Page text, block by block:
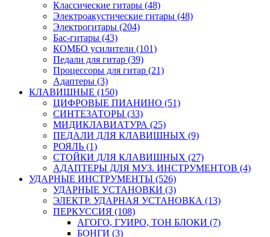
Классические гитары (48)
Электроакустические гитары (48)
Электрогитары (204)
Бас-гитары (43)
КОМБО усилители (101)
Педали для гитар (39)
Процессоры для гитар (21)
Адаптеры (3)
КЛАВИШНЫЕ (150)
ЦИФРОВЫЕ ПИАНИНО (51)
СИНТЕЗАТОРЫ (33)
МИДИКЛАВИАТУРА (25)
ПЕДАЛИ ДЛЯ КЛАВИШНЫХ (9)
РОЯЛЬ (1)
СТОЙКИ ДЛЯ КЛАВИШНЫХ (27)
АДАПТЕРЫ ДЛЯ МУЗ. ИНСТРУМЕНТОВ (4)
УДАРНЫЕ ИНСТРУМЕНТЫ (526)
УДАРНЫЕ УСТАНОВКИ (3)
ЭЛЕКТР. УДАРНАЯ УСТАНОВКА (13)
ПЕРКУССИЯ (108)
АГОГО, ГУИРО, ТОН БЛОКИ (7)
БОНГИ (3)